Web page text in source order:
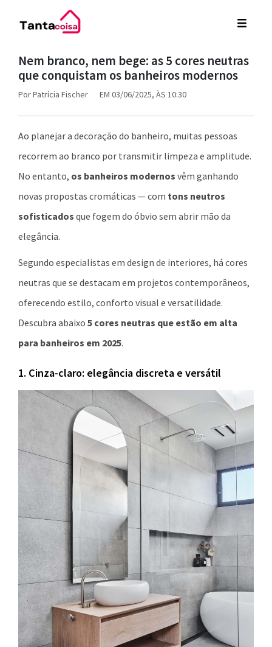
Nem branco, nem bege: as 5 cores neutras
que conquistam os banheiros modernos
PorPatrícia Fischer EM 03/06/2025, ÀS 10:30
Ao planejar a decoração do banheiro, muitas pessoas
recorrem ao branco por transmitir limpeza e amplitude.
No entanto, os banheiros modernos vêm ganhando
novas propostas cromáticas — com tons neutros
sofisticados que fogem do óbvio sem abrir mão da
elegância.
Segundo especialistas em design de interiores, há cores
neutras que se destacam em projetos contemporâneos,
oferecendo estilo, conforto visual e versatilidade.
Descubra abaixo 5 cores neutras que estão em alta
para banheiros em 2025.
1. Cinza-claro: elegância discreta e versátil